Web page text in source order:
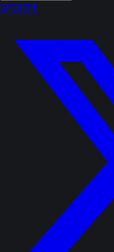
SPORT1